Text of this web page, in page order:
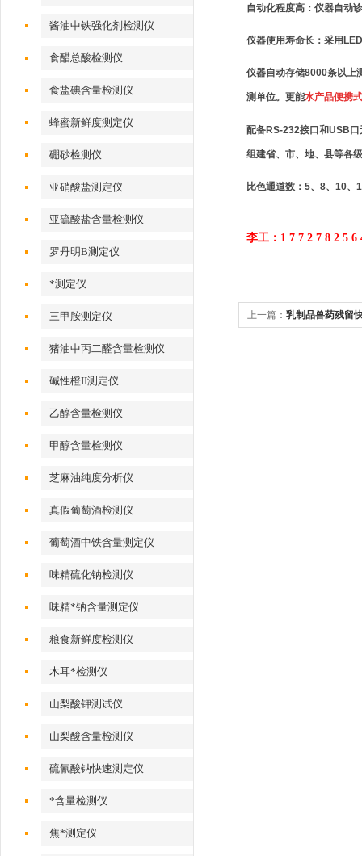
酱油中铁强化剂检测仪
食醋总酸检测仪
食盐碘含量检测仪
蜂蜜新鲜度测定仪
硼砂检测仪
亚硝酸盐测定仪
亚硫酸盐含量检测仪
罗丹明B测定仪
*测定仪
三甲胺测定仪
猪油中丙二醛含量检测仪
碱性橙II测定仪
乙醇含量检测仪
甲醇含量检测仪
芝麻油纯度分析仪
真假葡萄酒检测仪
葡萄酒中铁含量测定仪
味精硫化钠检测仪
味精*钠含量测定仪
粮食新鲜度检测仪
木耳*检测仪
山梨酸钾测试仪
山梨酸含量检测仪
硫氰酸钠快速测定仪
*含量检测仪
焦*测定仪
自动化程度高：仪器自动
仪器使用寿命长：采用
仪器自动存储8000条以上
测单位。更能水产品便携
配备RS-232接口和USB
组建省、市、地、县等各
比色通道数：5、8、10
李工：1 7 7 2 7 8 2 5 6
上一篇： 乳制品兽药残留